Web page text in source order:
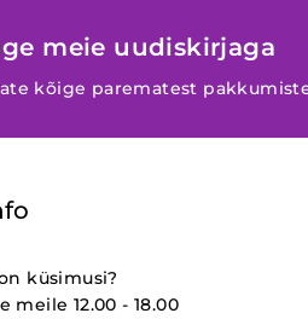
meie uudiskirjaga
kõige parematest
küsimusi?
meile 12.00 - 18.00